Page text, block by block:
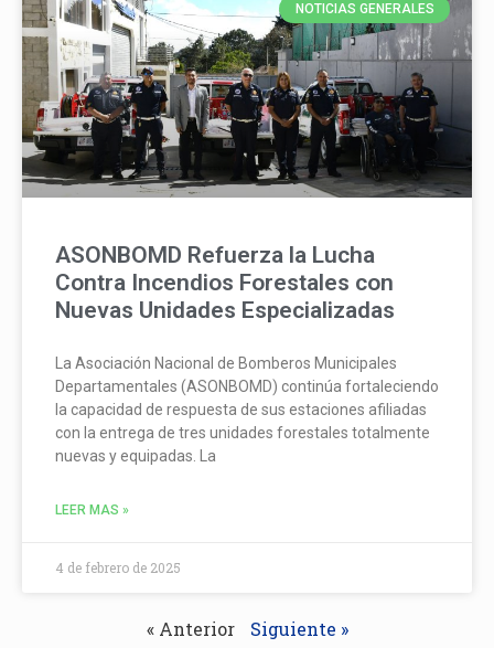
NOTICIAS GENERALES
ASONBOMD Refuerza la Lucha
Contra Incendios Forestales con
Nuevas Unidades Especializadas
La Asociación Nacional de Bomberos Municipales
Departamentales (ASONBOMD) continúa fortaleciendo
la capacidad de respuesta de sus estaciones afiliadas
con la entrega de tres unidades forestales totalmente
nuevas y equipadas. La
LEER MAS »
4 de febrero de 2025
« Anterior Siguiente »